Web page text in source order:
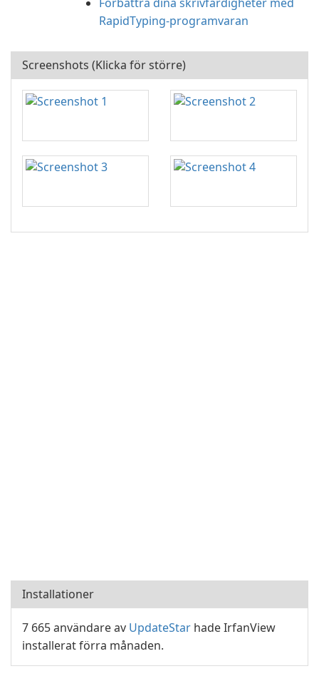
RapidTyping-programvaran
Screenshots (Klicka för större)
Installationer
7 665 användare av UpdateStar hade IrfanView
installerat förra månaden.